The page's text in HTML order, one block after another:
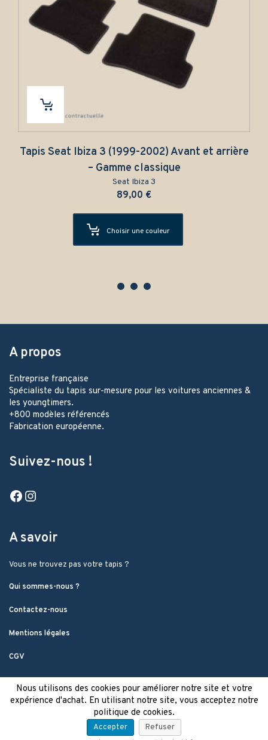
Tapis Seat Ibiza 3 (1999-2002) Avant et arrière
– Gamme classique
Seat Ibiza 3
89,00 €
Choisir une couleur
A propos
Entreprise française
Spécialiste du tapis sur-mesure pour les voitures anciennes &
les youngtimers.
+800 modèles référencés
Fabrication européenne.
Suivez-nous !
Facebook
A savoir
Vous ne trouvez pas votre tapis ?
Qui sommes-nous ?
Contactez-nous
Mentions légales
CGV
Nous utilisons des cookies pour améliorer notre site et votre
expérience d'achat. En utilisant notre site, vous acceptez notre
politique de cookies.
Accepter
Refuser